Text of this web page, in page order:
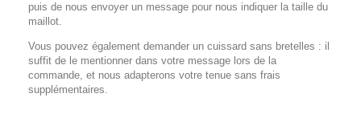
puis de nous envoyer un message pour nous indiquer la taille du
maillot.
Vous pouvez également demander un cuissard sans bretelles : il
suffit de le mentionner dans votre message lors de la
commande, et nous adapterons votre tenue sans frais
supplémentaires.